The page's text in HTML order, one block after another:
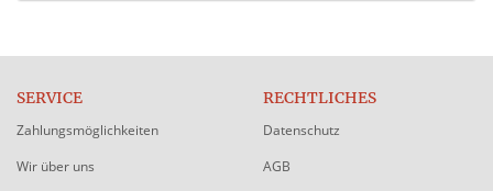
SERVICE
Zahlungsmöglichkeiten
Wir über uns
RECHTLICHES
Datenschutz
AGB